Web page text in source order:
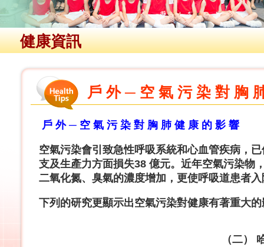
健康資訊
戶 外 ─ 空 氣 污 染 對 胸
戶 外 ─ 空 氣 污 染 對 胸 肺 健 康 的 影 響
空氣污染會引致急性呼吸系統和心血管疾病，
支及生產力方面損失38 億元。近年空氣污染物
二氧化氮、臭氣的濃度增加，更使呼吸道患者
下列的研究更顯示出空氣污染對健康有著重大
（二）